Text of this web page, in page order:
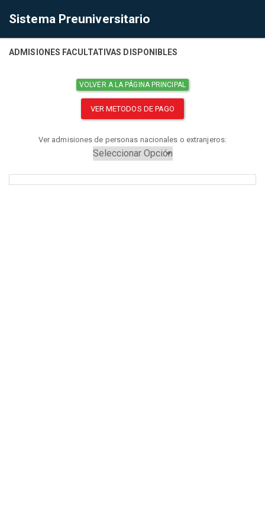
Sistema Preuniversitario
ADMISIONES FACULTATIVAS DISPONIBLES
VOLVER A LA PÁGINA PRINCIPAL
VER METODOS DE PAGO
Ver admisiones de personas nacionales o extranjeros: